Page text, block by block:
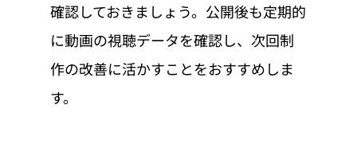
確認しておきましょう。公開後も定期的
に動画の視聴データを確認し、次回制
作の改善に活かすことをおすすめしま
す。